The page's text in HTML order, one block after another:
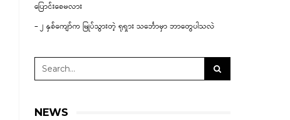
ပြောင်းစေမလား
– ၂ နှစ်ကျော်က မြုပ်သွားတဲ့ ရုရှား သင်္ဘောမှာ ဘာတွေပါသလဲ
NEWS